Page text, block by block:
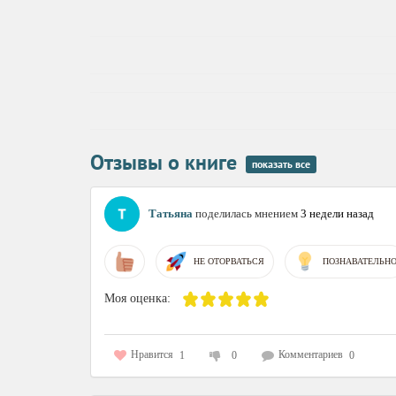
Отзывы о книге показать все
Татьяна поделилась мнением 3 недели назад
НЕ ОТОРВАТЬСЯ ПОЗНАВАТЕЛЬНО
Моя оценка:
Нравится 1 0 Комментариев 0